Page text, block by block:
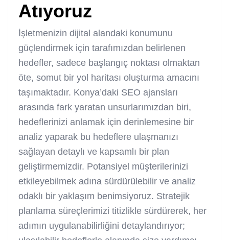
Atıyoruz
İşletmenizin dijital alandaki konumunu
güçlendirmek için tarafımızdan belirlenen
hedefler, sadece başlangıç noktası olmaktan
öte, somut bir yol haritası oluşturma amacını
taşımaktadır. Konya’daki SEO ajansları
arasında fark yaratan unsurlarımızdan biri,
hedeflerinizi anlamak için derinlemesine bir
analiz yaparak bu hedeflere ulaşmanızı
sağlayan detaylı ve kapsamlı bir plan
geliştirmemizdir. Potansiyel müşterilerinizi
etkileyebilmek adına sürdürülebilir ve analiz
odaklı bir yaklaşım benimsiyoruz. Stratejik
planlama süreçlerimizi titizlikle sürdürerek, her
adımın uygulanabilirliğini detaylandırıyor;